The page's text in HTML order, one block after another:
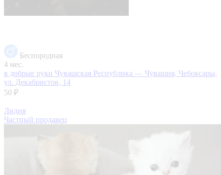
Беспородная
4 мес.
в добрые руки Чувашская Республика — Чувашия, Чебоксары,
ул. Декабристов, 14
50 ₽
Лидия
Частный продавец